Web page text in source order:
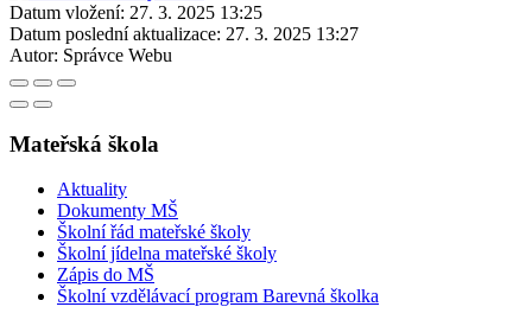
Datum vložení: 27. 3. 2025 13:25
Datum poslední aktualizace: 27. 3. 2025 13:27
Autor: Správce Webu
Mateřská škola
Aktuality
Dokumenty MŠ
Školní řád mateřské školy
Školní jídelna mateřské školy
Zápis do MŠ
Školní vzdělávací program Barevná školka